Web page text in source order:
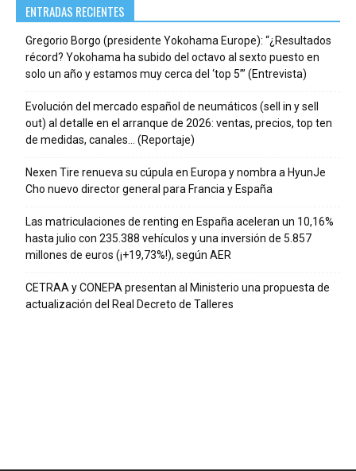
ENTRADAS RECIENTES
Gregorio Borgo (presidente Yokohama Europe): “¿Resultados
récord? Yokohama ha subido del octavo al sexto puesto en
solo un año y estamos muy cerca del ‘top 5’” (Entrevista)
Evolución del mercado español de neumáticos (sell in y sell
out) al detalle en el arranque de 2026: ventas, precios, top ten
de medidas, canales… (Reportaje)
Nexen Tire renueva su cúpula en Europa y nombra a HyunJe
Cho nuevo director general para Francia y España
Las matriculaciones de renting en España aceleran un 10,16%
hasta julio con 235.388 vehículos y una inversión de 5.857
millones de euros (¡+19,73%!), según AER
CETRAA y CONEPA presentan al Ministerio una propuesta de
actualización del Real Decreto de Talleres